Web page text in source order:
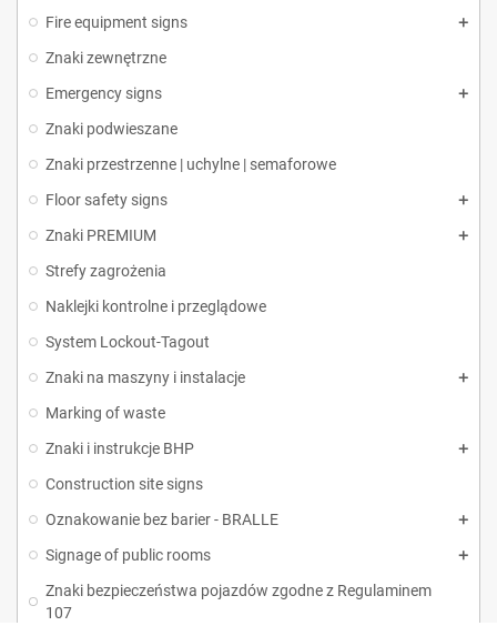
Fire equipment signs
Znaki zewnętrzne
Emergency signs
Znaki podwieszane
Znaki przestrzenne | uchylne | semaforowe
Floor safety signs
Znaki PREMIUM
Strefy zagrożenia
Naklejki kontrolne i przeglądowe
System Lockout-Tagout
Znaki na maszyny i instalacje
Marking of waste
Znaki i instrukcje BHP
Construction site signs
Oznakowanie bez barier - BRALLE
Signage of public rooms
Znaki bezpieczeństwa pojazdów zgodne z Regulaminem
107